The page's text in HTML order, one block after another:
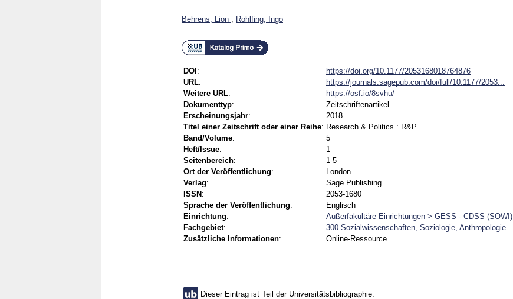
Behrens, Lion ; Rohlfing, Ingo
DOI :
https://doi.org/10.1177/2053168018764876
URL:
https://journals.sagepub.com/doi/full/10.1177/2053...
Weitere URL:
https://osf.io/8svhu/
Dokumenttyp:
Zeitschriftenartikel
Erscheinungsjahr:
2018
Titel einer Zeitschrift oder einer Reihe: Research & Politics : R&P
Band/Volume:
5
Heft/Issue:
1
Seitenbereich:
1-5
Ort der Veröffentlichung:
London
Verlag:
Sage Publishing
ISSN :
2053-1680
Sprache der Veröffentlichung:
Englisch
Einrichtung:
Außerfakultäre Einrichtungen > GESS - CDSS (SOWI)
Fachgebiet:
300 Sozialwissenschaften, Soziologie, Anthropologie
Zusätzliche Informationen: Online-Ressource
Dieser Eintrag ist Teil der Universitätsbibliographie.